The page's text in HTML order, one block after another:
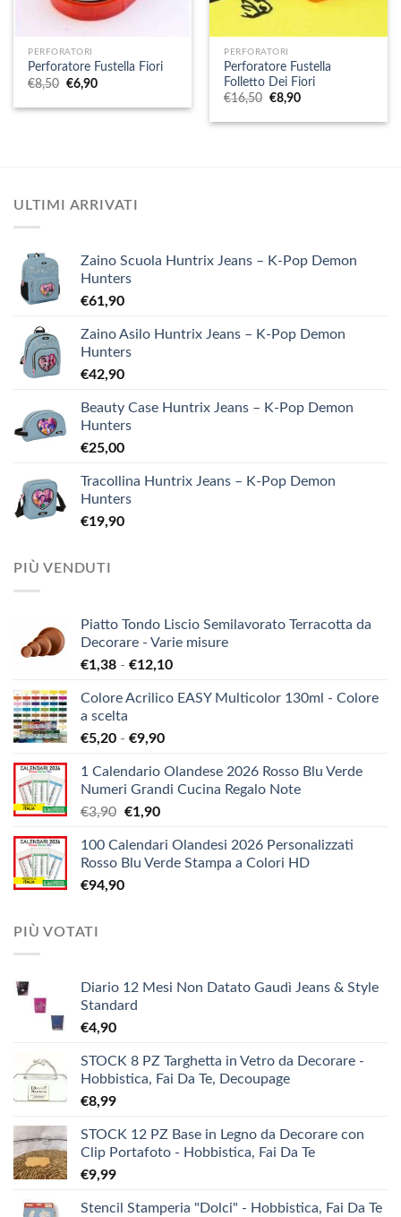
PERFORATORI
Perforatore Fustella Fiori
€8,50 Il
originale
€6,90Il
attuale
PERFORATORI
Perforatore Fustella
Folletto Dei Fiori
€16,50 Il
originale
€8,90Il
attuale
ULTIMI ARRIVATI
Zaino Scuola Huntrix Jeans – K-Pop Demon
Hunters
€61,90
Zaino Asilo Huntrix Jeans – K-Pop Demon
Hunters
€42,90
Beauty Case Huntrix Jeans – K-Pop Demon
Hunters
€25,00
Tracollina Huntrix Jeans – K-Pop Demon
Hunters
€19,90
PIÙ VENDUTI
Piatto Tondo Liscio Semilavorato Terracotta da
Decorare - Varie misure
€1,38 - €12,10Fascia
prezzo:
€12,10
Colore Acrilico EASY Multicolor 130ml - Colore
a scelta
€5,20 - €9,90Fascia
prezzo:
da
€9,90
1 Calendario Olandese 2026 Rosso Blu Verde
Numeri Grandi Cucina Regalo Note
€3,90 Il
originale
era:
€3,90.
€1,90Il
attuale
è:
100 Calendari Olandesi 2026 Personalizzati
Rosso Blu Verde Stampa a Colori HD
€94,90
PIÙ VOTATI
Diario 12 Mesi Non Datato Gaudì Jeans & Style
Standard
€4,90
STOCK 8 PZ Targhetta in Vetro da Decorare -
Hobbistica, Fai Da Te, Decoupage
€8,99
STOCK 12 PZ Base in Legno da Decorare con
Clip Portafoto - Hobbistica, Fai Da Te
€9,99
Stencil Stamperia "Dolci" - Hobbistica, Fai Da Te